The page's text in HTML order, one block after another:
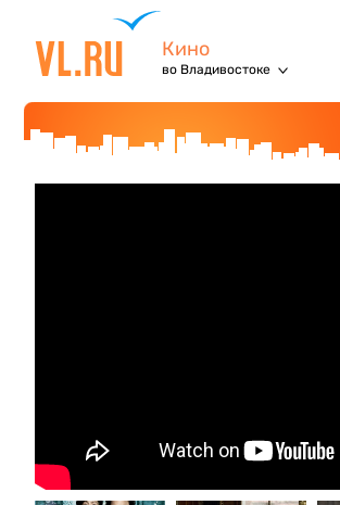
Кино
во Владивостоке